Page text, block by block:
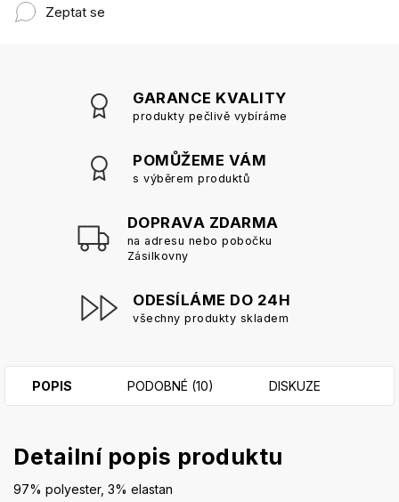
Zeptat se
GARANCE KVALITY
produkty pečlivě vybíráme
POMŮŽEME VÁM
s výběrem produktů
DOPRAVA ZDARMA
na adresu nebo pobočku
Zásilkovny
ODESÍLÁME DO 24H
všechny produkty skladem
POPIS PODOBNÉ (10) DISKUZE
Detailní popis produktu
97% polyester, 3% elastan